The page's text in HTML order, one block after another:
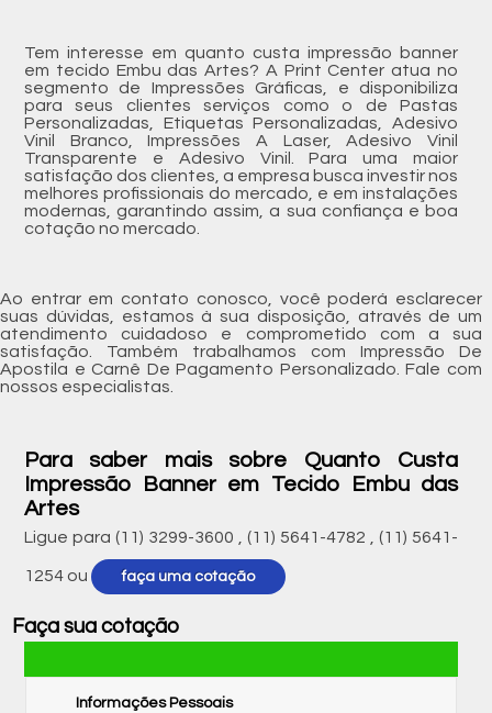
Tem interesse em quanto custa impressão banner
em tecido Embu das Artes? A Print Center atua no
segmento de Impressões Gráficas, e disponibiliza
para seus clientes serviços como o de Pastas
Personalizadas, Etiquetas Personalizadas, Adesivo
Vinil Branco, Impressões A Laser, Adesivo Vinil
Transparente e Adesivo Vinil. Para uma maior
satisfação dos clientes, a empresa busca investir nos
melhores profissionais do mercado, e em instalações
modernas, garantindo assim, a sua confiança e boa
cotação no mercado.
Ao entrar em contato conosco, você poderá esclarecer
suas dúvidas, estamos à sua disposição, através de um
atendimento cuidadoso e comprometido com a sua
satisfação. Também trabalhamos com Impressão De
Apostila e Carnê De Pagamento Personalizado. Fale com
nossos especialistas.
Para saber mais sobre Quanto Custa
Impressão Banner em Tecido Embu das
Artes
Ligue para (11) 3299-3600 ,(11) 5641-4782 ,(11) 5641-
1254 ou faça uma cotação
Faça sua cotação
Informações Pessoais